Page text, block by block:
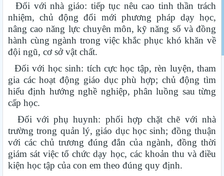
Đối với nhà giáo: tiếp tục nêu cao tinh thần trách
nhiệm, chủ động đổi mới phương pháp dạy học,
nâng cao năng lực chuyên môn, kỹ năng số và đồng
hành cùng ngành trong việc khắc phục khó khăn về
đội ngũ, cơ sở vật chất.
Đối với học sinh: tích cực học tập, rèn luyện, tham
gia các hoạt động giáo dục phù hợp; chủ động tìm
hiểu định hướng nghề nghiệp, phân luồng sau từng
cấp học.
Đối với phụ huynh: phối hợp chặt chẽ với nhà
trường trong quản lý, giáo dục học sinh; đồng thuận
với các chủ trương đúng đắn của ngành, đồng thời
giám sát việc tổ chức dạy học, các khoản thu và điều
kiện học tập của con em theo đúng quy định.